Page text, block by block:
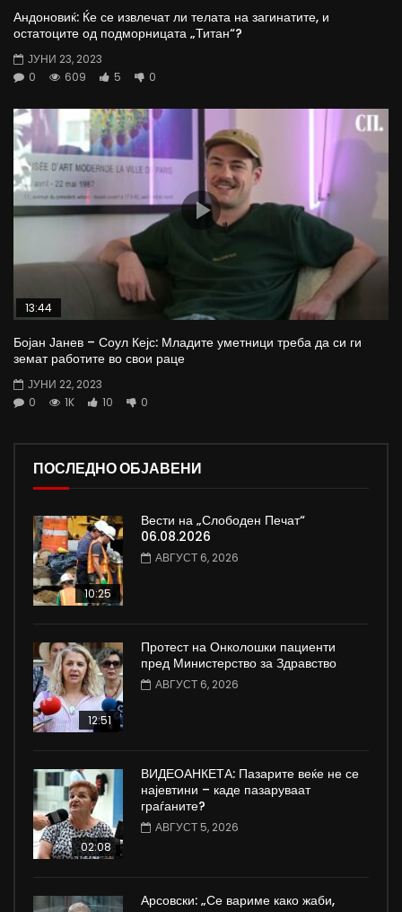
Андоновиќ: Ќе се извлечат ли телата на загинатите, и
остатоците од подморницата „Титан“?
ЈУНИ 23, 2023
0
609 5 0
13:44
Бојан Јанев – Соул Кејс: Младите уметници треба да си ги
земат работите во свои раце
ЈУНИ 22, 2023
0
1K 10 0
ПОСЛЕДНО ОБЈАВЕНИ
10:25
Вести на „Слободен Печат“
06.08.2026
АВГУСТ 6, 2026
12:51
Протест на Онколошки пациенти
пред Министерство за Здравство
АВГУСТ 6, 2026
02:08
ВИДЕОАНКЕТА: Пазарите веќе не се
најевтини – каде пазаруваат
граѓаните?
АВГУСТ 5, 2026
Арсовски: „Се вариме како жаби,